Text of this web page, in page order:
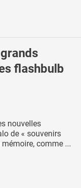
flashbulb
nouvelles
de « souvenirs
comme ...